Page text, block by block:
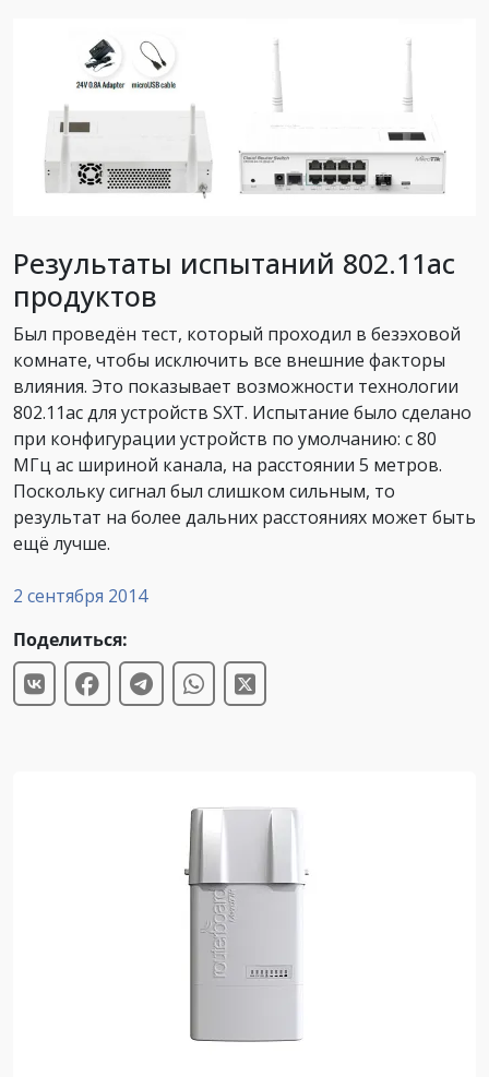
2 сентября 2014
Поделиться:
Результаты испытаний 802.11ac
продуктов
Был проведён тест, который проходил в безэховой
комнате, чтобы исключить все внешние факторы
влияния. Это показывает возможности технологии
802.11ac для устройств SXT. Испытание было сделано
при конфигурации устройств по умолчанию: с 80
МГц ac шириной канала, на расстоянии 5 метров.
Поскольку сигнал был слишком сильным, то
результат на более дальних расстояниях может быть
ещё лучше.